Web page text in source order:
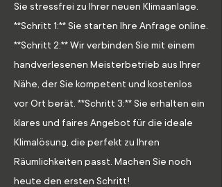
Sie stressfrei zu Ihrer neuen Klimaanlage.
**Schritt 1:** Sie starten Ihre Anfrage online.
**Schritt 2:** Wir verbinden Sie mit einem
handverlesenen Meisterbetrieb aus Ihrer
Nähe, der Sie kompetent und kostenlos
vor Ort berät. **Schritt 3:** Sie erhalten ein
klares und faires Angebot für die ideale
Klimalösung, die perfekt zu Ihren
Räumlichkeiten passt. Machen Sie noch
heute den ersten Schritt!